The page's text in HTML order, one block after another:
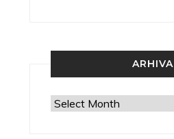
ARHIVA
Arhiva